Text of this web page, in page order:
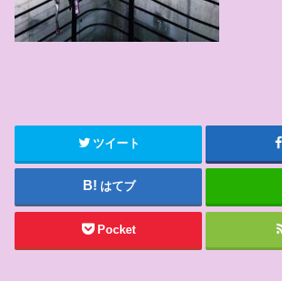
ツイート
はてブ
Pocket